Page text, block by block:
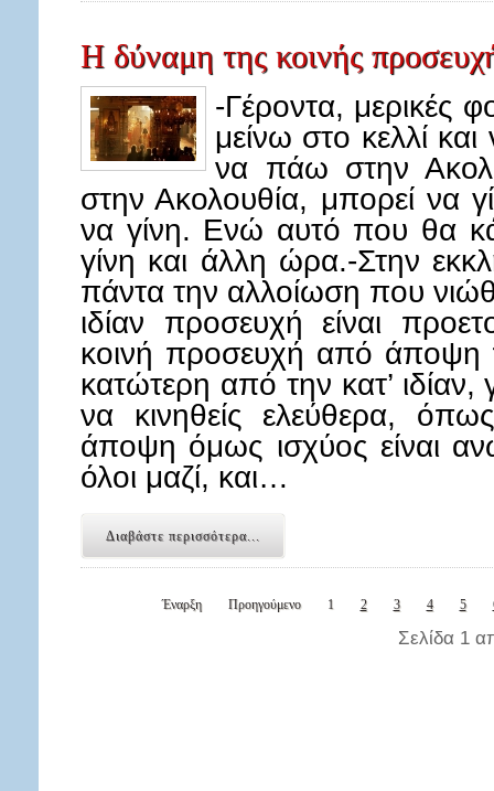
Η δύναμη της κοινής
-Γέροντα, μερικές
μείνω στο κελλί
να πάω στην
στην Ακολουθία, μπορεί να
να γίνη. Ενώ αυτό που θα
γίνη και άλλη ώρα.-Στην
πάντα την αλλοίωση που
ιδίαν προσευχή είναι
κοινή προσευχή από άποψη
κατώτερη από την κατ’ ιδίαν,
να κινηθείς ελεύθερα,
άποψη όμως ισχύος είναι
όλοι μαζί, και…
Διαβάστε περισσότερα...
Έναρξη Προηγούμενο 1 2 3 4 5
Σελίδα 1